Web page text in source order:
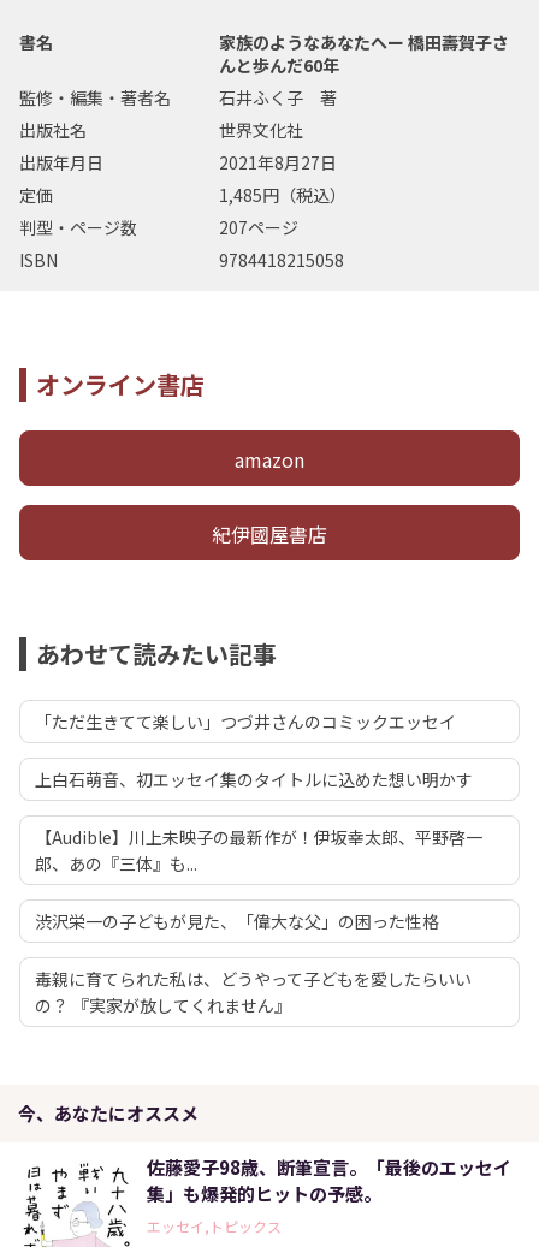
書名
家族のようなあなたへー 橋田壽賀子さ
んと歩んだ60年
監修・編集・著者名
石井ふく子 著
出版社名
世界文化社
出版年月日
2021年8月27日
定価
1,485円（税込）
判型・ページ数
207ページ
ISBN
9784418215058
オンライン書店
amazon
紀伊國屋書店
あわせて読みたい記事
「ただ生きてて楽しい」つづ井さんのコミックエッセイ
上白石萌音、初エッセイ集のタイトルに込めた想い明かす
【Audible】川上未映子の最新作が！伊坂幸太郎、平野啓一
郎、あの『三体』も...
渋沢栄一の子どもが見た、「偉大な父」の困った性格
毒親に育てられた私は、どうやって子どもを愛したらいい
の？ 『実家が放してくれません』
今、あなたにオススメ
佐藤愛子98歳、断筆宣言。「最後のエッセイ
集」も爆発的ヒットの予感。
エッセイ,トピックス